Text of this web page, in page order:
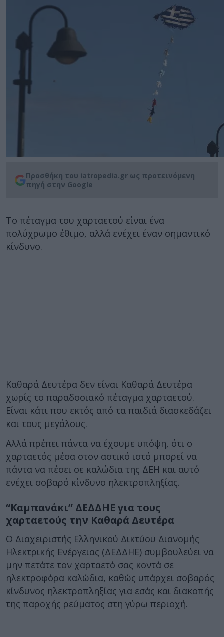
Προσθήκη του iatropedia.gr ως προτεινόμενη
πηγή στην Google
Το πέταγμα του χαρταετού είναι ένα
πολύχρωμο έθιμο, αλλά ενέχει έναν σημαντικό
κίνδυνο.
Καθαρά Δευτέρα δεν είναι Καθαρά Δευτέρα
χωρίς το παραδοσιακό πέταγμα χαρταετού.
Είναι κάτι που εκτός από τα παιδιά διασκεδάζει
και τους μεγάλους.
Αλλά πρέπει πάντα να έχουμε υπόψη, ότι ο
χαρταετός μέσα στον αστικό ιστό μπορεί να
πάντα να πέσει σε καλώδια της ΔΕΗ και αυτό
ενέχει σοβαρό κίνδυνο ηλεκτροπληξίας.
“Καμπανάκι” ΔΕΔΔΗΕ για τους
χαρταετούς την Καθαρά Δευτέρα
Ο Διαχειριστής Ελληνικού Δικτύου Διανομής
Ηλεκτρικής Ενέργειας (ΔΕΔΔΗΕ) συμβουλεύει να
μην πετάτε τον χαρταετό σας κοντά σε
ηλεκτροφόρα καλώδια, καθώς υπάρχει σοβαρός
κίνδυνος ηλεκτροπληξίας για εσάς και διακοπής
της παροχής ρεύματος στη γύρω περιοχή.